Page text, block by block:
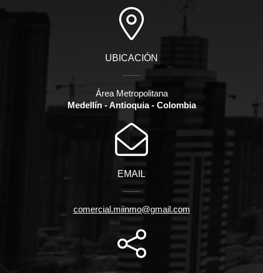
UBICACIÓN
Área Metropolitana
Medellín - Antioquia - Colombia
EMAIL
comercial.miinmo@gmail.com